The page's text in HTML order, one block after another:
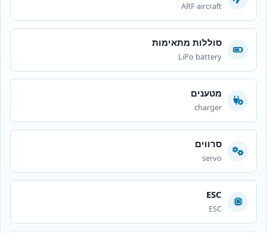
ARF aircraft
סוללות מתאימות
LiPo battery
מטענים
charger
סרווים
servo
ESC
ESC